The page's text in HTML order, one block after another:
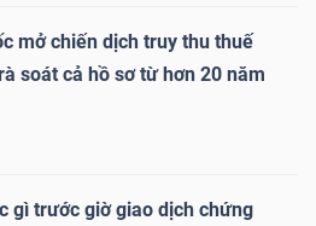
mở chiến dịch truy thu thuế
soát cả hồ sơ từ hơn 20 năm
gì trước giờ giao dịch chứng